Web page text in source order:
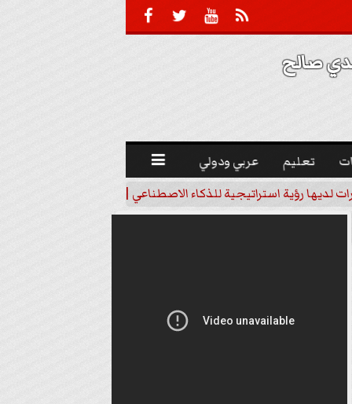
  

صالح
تعليم عربي ودولي 
لديها رؤية استراتيجية للذكاء الاصطناعي | فيديو